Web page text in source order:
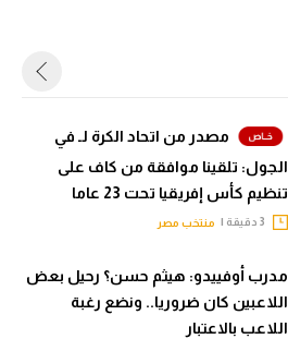
مصدر من اتحاد الكرة لـ في
الجول: تلقينا موافقة من كاف على
تنظيم كأس إفريقيا تحت 23 عاما
منتخب مصر
مدرب أوفييدو: هيثم حسن؟ رحيل بعض
اللاعبين كان ضروريا.. ونضع رغبة
اللاعب بالاعتبار